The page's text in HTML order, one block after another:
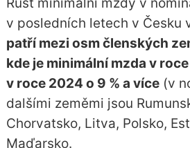
Růst minimální mzdy v
v posledních letech v Česku
patří mezi osm členských
kde je minimální mzda v
v roce 2024 o 9 % a více(v
dalšími zeměmi jsou
Chorvatsko, Litva, Polsko,
Maďarsko.